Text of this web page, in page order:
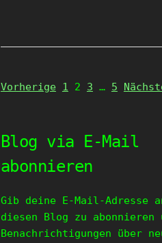
Vorherige Page
1 Page
2 Page
3 … Page
5
Blog via E-Mail
abonnieren
Gib deine E-Mail-Adresse
diesen Blog zu abonnieren
Benachrichtigungen über